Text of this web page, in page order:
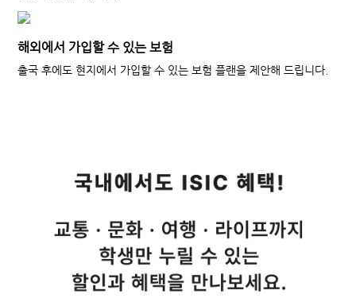
해외에서 가입할 수 있는 보험
출국 후에도 현지에서 가입할 수 있는 보험 플랜을 제안해 드립니다.